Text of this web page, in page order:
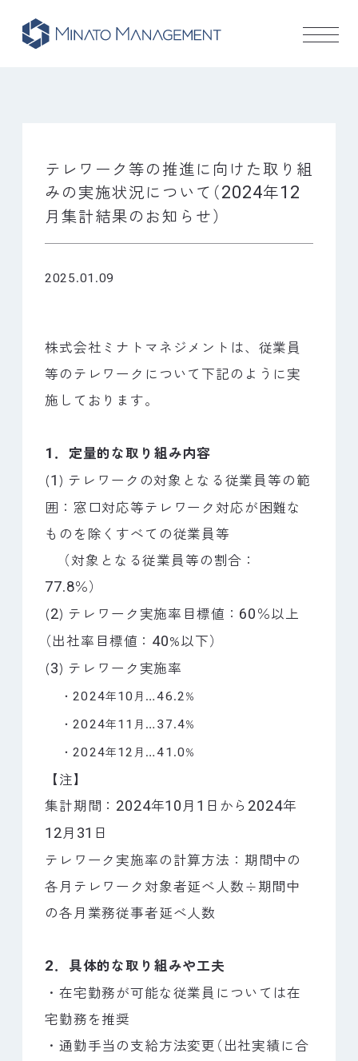
テレワーク等の推進に向けた取り組
みの実施状況について（2024年12
月集計結果のお知らせ）
2025.01 .09
株式会社ミナトマネジメントは、従業員
等のテレワークについて下記のように実
施しております。
1 ．定量的な取り組み内容
(1) テレワークの対象となる従業員等の範
囲：窓口対応等テレワーク対応が困難な
ものを除くすべての従業員等
（対象となる従業員等の割合：
77.8％）
(2) テレワーク実施率目標値： 60％以上
（出社率目標値： 40%以下）
(3) テレワーク実施率
・2024年10 月…46.2%
・2024年11 月… 37.4%
・2024年12 月…41 .0%
【注】
集計期間： 2024年10月 1 日から 2024年
12月 31 日
テレワーク実施率の計算方法：期間中の
各月テレワーク対象者延べ人数÷期間中
の各月業務従事者延べ人数
2．具体的な取り組みや工夫
・在宅勤務が可能な従業員については在
宅勤務を推奨
・通勤手当の支給方法変更（ 出社実績に合